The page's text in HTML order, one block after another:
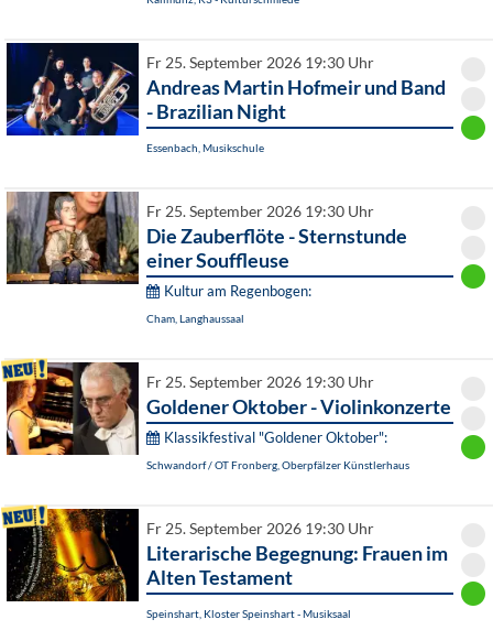
Fr 25. September 2026 19:30 Uhr
Andreas Martin Hofmeir und Band
- Brazilian Night
Essenbach, Musikschule
Fr 25. September 2026 19:30 Uhr
Die Zauberflöte - Sternstunde
einer Souffleuse
Kultur am Regenbogen:
Cham, Langhaussaal
Fr 25. September 2026 19:30 Uhr
Goldener Oktober - Violinkonzerte
Klassikfestival "Goldener Oktober":
Schwandorf / OT Fronberg, Oberpfälzer Künstlerhaus
Fr 25. September 2026 19:30 Uhr
Literarische Begegnung: Frauen im
Alten Testament
Speinshart, Kloster Speinshart - Musiksaal